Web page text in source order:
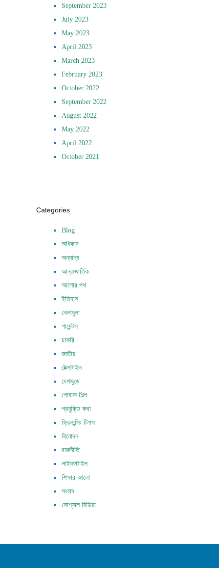
September 2023
July 2023
May 2023
April 2023
March 2023
February 2023
October 2022
September 2022
August 2022
May 2022
April 2022
October 2021
Categories
Blog
অধিকার
অন্যান্য
আন্তজার্তিক
আলোর পথ
ইতিহাস
খেলাধুলা
গার্মেন্টস
চাকরি
জাতীয়
টেক্সটাইল
দেশজুড়ে
পোষাক শিল্প
প্রযুক্তি কথা
ফ্রিলান্সিং টিপস
বিনোদন
রাজনীতি
লাইফস্টাইল
শিক্ষার আলো
সংবাদ
সোশ্যাল মিডিয়া